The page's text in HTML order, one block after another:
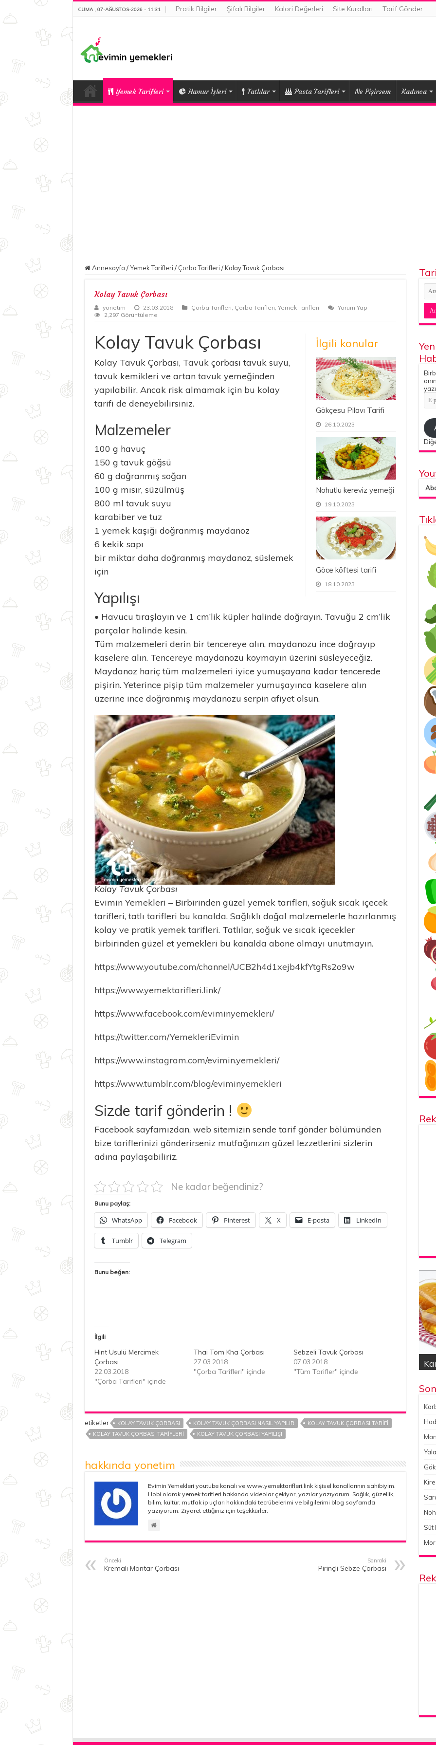
CUMA , 07-AĞUSTOS-2026 - 11:31 Pratik Bilgiler Şifalı Bilgiler Kalori Değerleri Site Kuralları Tarif Gönder
Yemek Tarifleri Hamur İşleri Tatlılar Pasta Tarifleri Ne Pişirsem Kadınca
Annesayfa / Yemek Tarifleri / Çorba Tarifleri / Kolay Tavuk Çorbası
Kolay Tavuk Çorbası
yonetim 23.03.2018 Çorba Tarifleri, Çorba Tarifleri, Yemek Tarifleri
Yorum Yap
2,297 Görüntüleme
İlgili konular
Gökçesu Pilavı Tarifi
26.10.2023
Nohutlu kereviz yemeği
19.10.2023
Göce köftesi tarifi
18.10.2023
Kolay Tavuk Çorbası
Kolay Tavuk Çorbası, Tavuk çorbası tavuk suyu,
tavuk kemikleri ve artan tavuk yemeğinden
yapılabilir. Ancak risk almamak için bu kolay
tarifi de deneyebilirsiniz.
Malzemeler
100 g havuç
150 g tavuk göğsü
60 g doğranmış soğan
100 g mısır, süzülmüş
800 ml tavuk suyu
karabiber ve tuz
1 yemek kaşığı doğranmış maydanoz
6 kekik sapı
bir miktar daha doğranmış maydanoz, süslemek
için
Yapılışı
• Havucu tıraşlayın ve 1 cm’lik küpler halinde doğrayın. Tavuğu 2 cm’lik
parçalar halinde kesin.
Tüm malzemeleri derin bir tencereye alın, maydanozu ince doğrayıp
kaselere alın. Tencereye maydanozu koymayın üzerini süsleyeceğiz.
Maydanoz hariç tüm malzemeleri iyice yumuşayana kadar tencerede
pişirin. Yeterince pişip tüm malzemeler yumuşayınca kaselere alın
üzerine ince doğranmış maydanozu serpin afiyet olsun.
Kolay Tavuk Çorbası
Evimin Yemekleri – Birbirinden güzel yemek tarifleri, soğuk sıcak içecek
tarifleri, tatlı tarifleri bu kanalda. Sağlıklı doğal malzemelerle hazırlanmış
kolay ve pratik yemek tarifleri. Tatlılar, soğuk ve sıcak içecekler
birbirinden güzel et yemekleri bu kanalda abone olmayı unutmayın.
https://www.youtube.com/channel/UCB2h4d1xejb4kfYtgRs2o9w
https://www.yemektarifleri.link/
https://www.facebook.com/eviminyemekleri/
https://twitter.com/YemekleriEvimin
https://www.instagram.com/evimin.yemekleri/
https://www.tumblr.com/blog/eviminyemekleri
Sizde tarif gönderin !
Facebook sayfamızdan, web sitemizin sende tarif gönder bölümünden
bize tariflerinizi gönderirseniz mutfağınızın güzel lezzetlerini sizlerin
adına paylaşabiliriz.
Ne kadar beğendiniz?
Bunu paylaş:
WhatsApp Facebook Pinterest X E-posta LinkedIn
Tumblr Telegram
Bunu beğen:
İlgili
Hint Usulü Mercimek
Çorbası
22.03.2018
"Çorba Tarifleri" içinde
Thai Tom Kha Çorbası
27.03.2018
"Çorba Tarifleri" içinde
Sebzeli Tavuk Çorbası
07.03.2018
"Tüm Tarifler" içinde
etiketler KOLAY TAVUK ÇORBASI KOLAY TAVUK ÇORBASI NASIL YAPILIR
KOLAY TAVUK ÇORBASI TARIFI
KOLAY TAVUK ÇORBASI TARIFLERI
KOLAY TAVUK ÇORBASI YAPILIŞI
hakkında yonetim
Evimin Yemekleri youtube kanalı ve www.yemektarifleri.link kişisel kanallarının sahibiyim.
Hobi olarak yemek tarifleri hakkında videolar çekiyor, yazılar yazıyorum. Sağlık, güzellik,
bilim, kültür, mutfak ip uçları hakkındaki tecrübelerimi ve bilgilerimi blog sayfamda
yazıyorum. Ziyaret ettiğiniz için teşekkürler.
Önceki
Kremalı Mantar Çorbası
Sonraki
Pirinçli Sebze Çorbası
E-
Süt